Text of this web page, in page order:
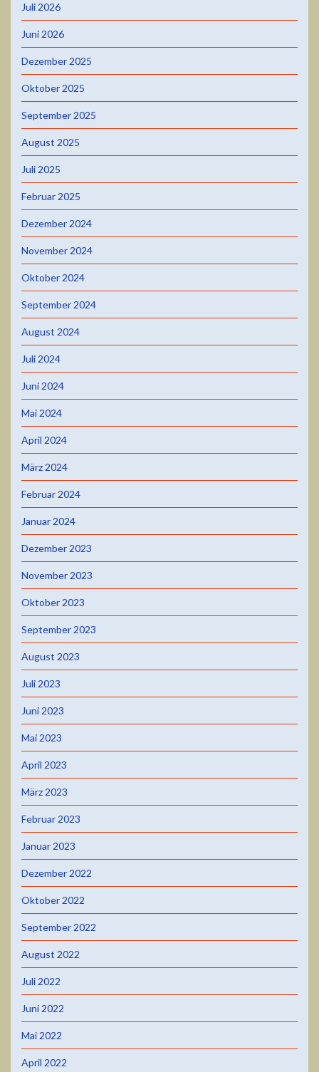
Juli 2026
Juni 2026
Dezember 2025
Oktober 2025
September 2025
August 2025
Juli 2025
Februar 2025
Dezember 2024
November 2024
Oktober 2024
September 2024
August 2024
Juli 2024
Juni 2024
Mai 2024
April 2024
März 2024
Februar 2024
Januar 2024
Dezember 2023
November 2023
Oktober 2023
September 2023
August 2023
Juli 2023
Juni 2023
Mai 2023
April 2023
März 2023
Februar 2023
Januar 2023
Dezember 2022
Oktober 2022
September 2022
August 2022
Juli 2022
Juni 2022
Mai 2022
April 2022